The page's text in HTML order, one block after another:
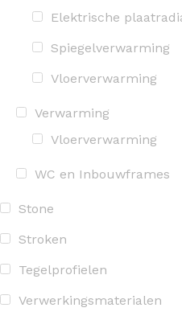
Elektrische
Spiegelverwarming
Vloerverwarming
Verwarming
Vloerverwarming
WC en Inbouwframes
Stone
Stroken
Tegelprofielen
Verwerkingsmaterialen